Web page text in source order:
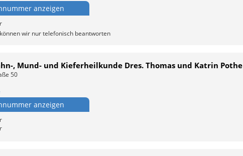
anzeigen
wir nur telefonisch beantworten
, Mund- und Kieferheilkunde Dres. Thomas und Katrin Pothe
50
anzeigen